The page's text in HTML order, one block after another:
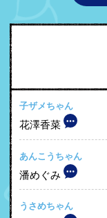
子ザメちゃん
花澤香菜
あんこうちゃん
潘めぐみ
うさめちゃん